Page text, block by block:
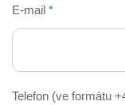
E-mail *
Telefon (ve formátu